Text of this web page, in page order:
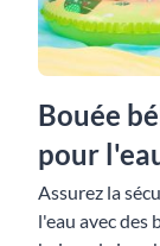
Bouée
pour
Assurez la
l'eau avec des